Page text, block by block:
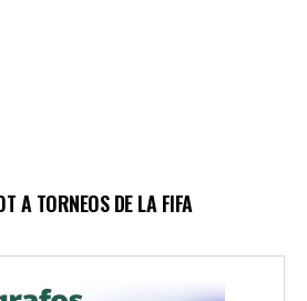
A TORNEOS DE LA FIFA